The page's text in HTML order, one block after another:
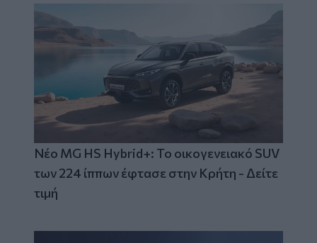
Νέο MG HS Hybrid+: Το οικογενειακό SUV
των 224 ίππων έφτασε στην Κρήτη - Δείτε
τιμή